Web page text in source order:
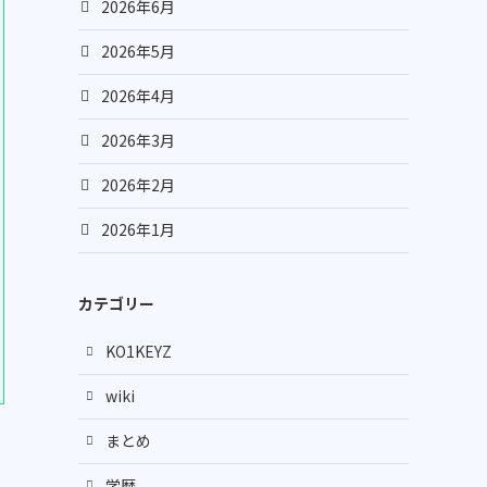
2026年6月
2026年5月
2026年4月
2026年3月
2026年2月
2026年1月
カテゴリー
KO1KEYZ
wiki
まとめ